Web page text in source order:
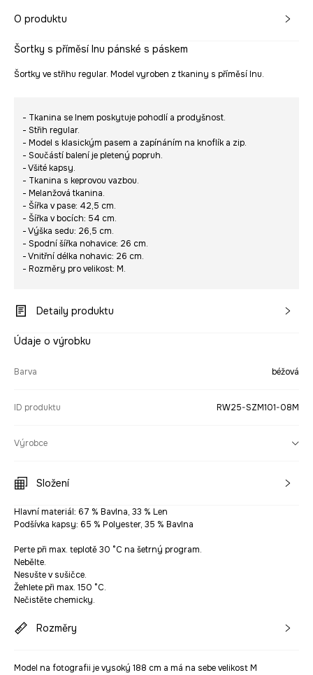
O produktu
Šortky s příměsí lnu pánské s páskem
Šortky ve střihu regular. Model vyroben z tkaniny s příměsí lnu.
- Tkanina se lnem poskytuje pohodlí a prodyšnost.
- Střih regular.
- Model s klasickým pasem a zapínáním na knoflík a zip.
- Součástí balení je pletený popruh.
- Všité kapsy.
- Tkanina s keprovou vazbou.
- Melanžová tkanina.
- Šířka v pase: 42,5 cm.
- Šířka v bocích: 54 cm.
- Výška sedu: 26,5 cm.
- Spodní šířka nohavice: 26 cm.
- Vnitřní délka nohavic: 26 cm.
- Rozměry pro velikost: M.
Detaily produktu
Údaje o výrobku
Barva béžová
ID produktu RW25-SZM101-08M
Výrobce
Složení
Hlavní materiál: 67 % Bavlna, 33 % Len
Podšívka kapsy: 65 % Polyester, 35 % Bavlna
Perte při max. teplotě 30 °C na šetrný program.
Nebělte.
Nesušte v sušičce.
Žehlete při max. 150 °C.
Nečistěte chemicky.
Rozměry
Model na fotografii je vysoký 188 cm a má na sebe velikost M